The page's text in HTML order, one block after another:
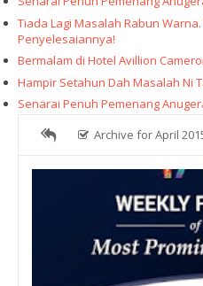
Tiada Lagi Masalah Rabun
Penyelesaiannya!
Bermalam di Hotel Avillion
Hampir Setahun Dah Masalah Ni
Senarai Penuh Pemenang
Archive for April